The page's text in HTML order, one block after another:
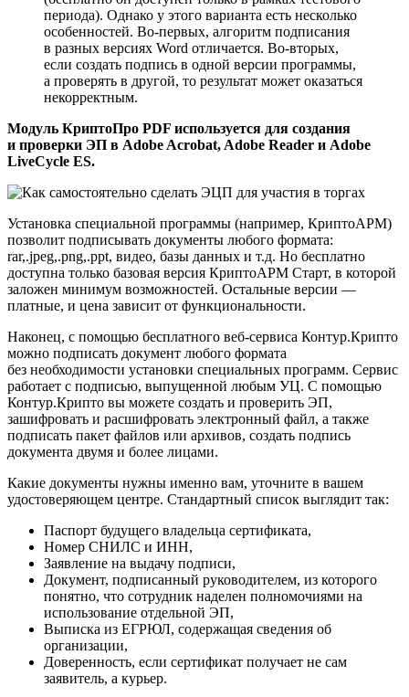
периода). Однако у этого варианта есть несколько
особенностей. Во-первых, алгоритм подписания
в разных версиях Word отличается. Во-вторых,
если создать подпись в одной версии программы,
а проверять в другой, то результат может оказаться
некорректным.
Модуль КриптоПро PDF используется для создания
и проверки ЭП в Adobe Acrobat, Adobe Reader и Adobe
LiveCycle ES.
Установка специальной программы (например, КриптоАРМ)
позволит подписывать документы любого формата:
rar,.jpeg,.png,.ppt, видео, базы данных и т.д. Но бесплатно
доступна только базовая версия КриптоАРМ Старт, в которой
заложен минимум возможностей. Остальные версии —
платные, и цена зависит от функциональности.
Наконец, с помощью бесплатного веб-сервиса Контур.Крипто
можно подписать документ любого формата
без необходимости установки специальных программ. Сервис
работает с подписью, выпущенной любым УЦ. С помощью
Контур.Крипто вы можете создать и проверить ЭП,
зашифровать и расшифровать электронный файл, а также
подписать пакет файлов или архивов, создать подпись
документа двумя и более лицами.
Какие документы нужны именно вам, уточните в вашем
удостоверяющем центре. Стандартный список выглядит так:
Паспорт будущего владельца сертификата,
Номер СНИЛС и ИНН,
Заявление на выдачу подписи,
Документ, подписанный руководителем, из которого
понятно, что сотрудник наделен полномочиями на
использование отдельной ЭП,
Выписка из ЕГРЮЛ, содержащая сведения об
организации,
Доверенность, если сертификат получает не сам
заявитель, а курьер.